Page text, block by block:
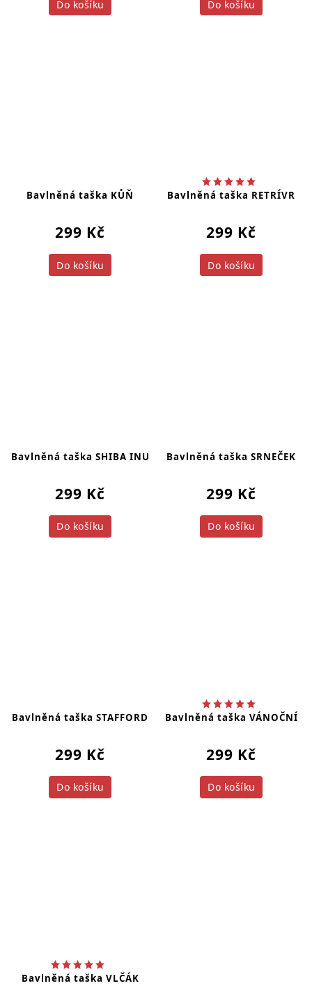
Do košíku Do košíku
Bavlněná taška KŮŇ
299 Kč
Do košíku
Bavlněná taška RETRÍVR
299 Kč
Do košíku
Bavlněná taška SHIBA INU
299 Kč
Do košíku
Bavlněná taška SRNEČEK
299 Kč
Do košíku
Bavlněná taška STAFFORD
299 Kč
Do košíku
Bavlněná taška VÁNOČNÍ
299 Kč
Do košíku
Bavlněná taška VLČÁK